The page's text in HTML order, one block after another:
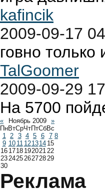
kafincik
2009-09-17
говно только
TalGoomer
2009-09-29
На 5700
« Ноябрь 2009
»
ПнВтСрЧтПтСбВс
1 2 3 4 5 6 7 8
9 10 11 121314 15
16 1718 19202122
23242526272829
30
Реклама